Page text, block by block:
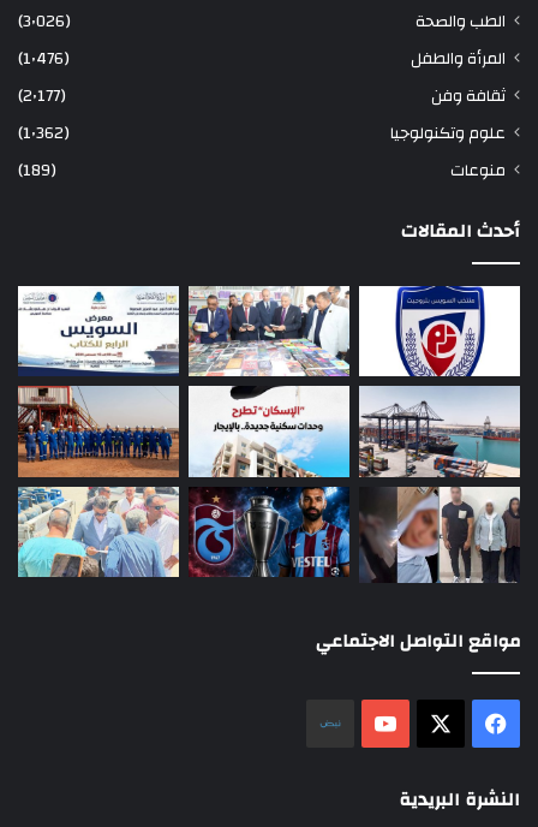
الطب والصحة
(3٬026)
المرأة والطفل
(1٬476)
ثقافة وفن
(2٬177)
علوم وتكنولوجيا
(1٬362)
منوعات
(189)
أحدث المقالات
مواقع التواصل الاجتماعي
فيسبوك ‫YouTube
النشرة البريدية